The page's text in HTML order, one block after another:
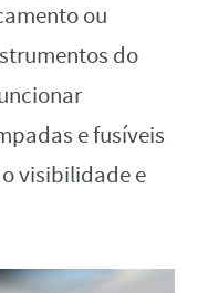
ou
do
e fusíveis
visibilidade e